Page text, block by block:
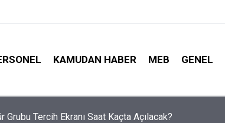
KAMUDAN HABER MEB GENEL
Grubu Tercih Ekranı Saat Kaçta Açılacak?